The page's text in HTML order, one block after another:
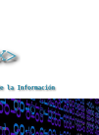
la Información